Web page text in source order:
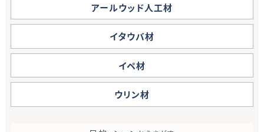
アールウッド人工材
イタウバ材
イペ材
ウリン材